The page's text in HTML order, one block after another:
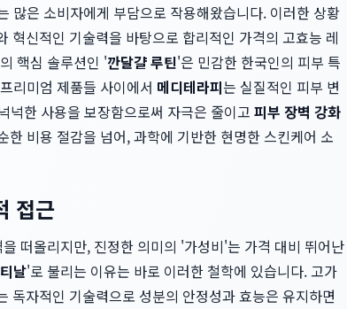
많은 소비자에게 부담으로 작용해왔습니다. 이러한 상황
혁신적인 기술력을 바탕으로 합리적인 가격의 고효능 레
핵심 솔루션인 '깐달걀 루틴'은 민감한 한국인의 피부 특
리미엄 제품들 사이에서 메디테라피는 실질적인 피부 변
넉한 사용을 보장함으로써 자극은 줄이고 피부 장벽 강화
비용 절감을 넘어, 과학에 기반한 현명한 스킨케어 소
접근
떠올리지만, 진정한 의미의 '가성비'는 가격 대비 뛰어난
날'로 불리는 이유는 바로 이러한 철학에 있습니다. 고가
독자적인 기술력으로 성분의 안정성과 효능은 유지하면